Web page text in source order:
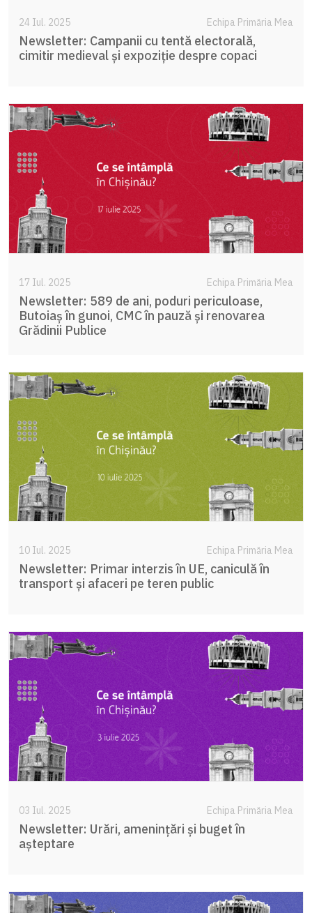
24 Iul. 2025 Echipa Primăria Mea
Newsletter: Campanii cu tentă electorală,
cimitir medieval și expoziție despre copaci
17 Iul. 2025 Echipa Primăria Mea
Newsletter: 589 de ani, poduri periculoase,
Butoiaș în gunoi, CMC în pauză și renovarea
Grădinii Publice
10 Iul. 2025 Echipa Primăria Mea
Newsletter: Primar interzis în UE, caniculă în
transport și afaceri pe teren public
03 Iul. 2025 Echipa Primăria Mea
Newsletter: Urări, amenințări și buget în
așteptare